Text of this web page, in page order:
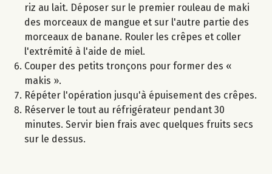
riz au lait. Déposer sur le premier rouleau de maki
des morceaux de mangue et sur l'autre partie des
morceaux de banane. Rouler les crêpes et coller
l'extrémité à l'aide de miel.
Couper des petits tronçons pour former des «
makis ».
Répéter l'opération jusqu'à épuisement des crêpes.
Réserver le tout au réfrigérateur pendant 30
minutes. Servir bien frais avec quelques fruits secs
sur le dessus.